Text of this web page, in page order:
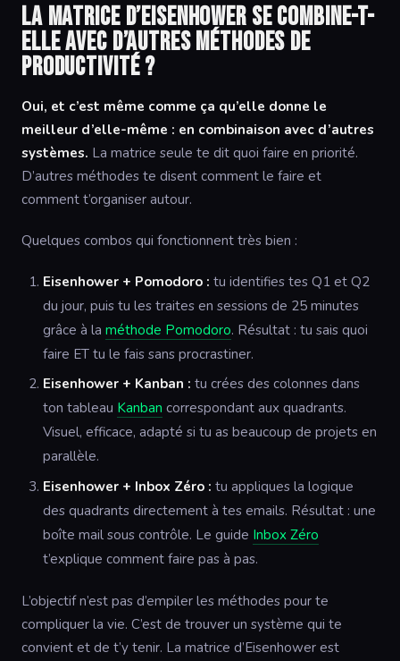
La matrice d’Eisenhower se combine-t-
elle avec d’autres méthodes de
productivité ?
Oui, et c’est même comme ça qu’elle donne le
meilleur d’elle-même : en combinaison avec d’autres
systèmes. La matrice seule te dit quoi faire en priorité.
D’autres méthodes te disent comment le faire et
comment t’organiser autour.
Quelques combos qui fonctionnent très bien :
Eisenhower + Pomodoro : tu identifies tes Q1 et Q2
du jour, puis tu les traites en sessions de 25 minutes
grâce à la méthode Pomodoro. Résultat : tu sais quoi
faire ET tu le fais sans procrastiner.
Eisenhower + Kanban : tu crées des colonnes dans
ton tableau Kanban correspondant aux quadrants.
Visuel, efficace, adapté si tu as beaucoup de projets en
parallèle.
Eisenhower + Inbox Zéro : tu appliques la logique
des quadrants directement à tes emails. Résultat : une
boîte mail sous contrôle. Le guide Inbox Zéro
t’explique comment faire pas à pas.
L’objectif n’est pas d’empiler les méthodes pour te
compliquer la vie. C’est de trouver un système qui te
convient et de t’y tenir. La matrice d’Eisenhower est